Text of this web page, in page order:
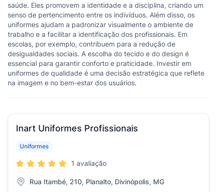
saúde. Eles promovem a identidade e a disciplina, criando um
senso de pertencimento entre os indivíduos. Além disso, os
uniformes ajudam a padronizar visualmente o ambiente de
trabalho e a facilitar a identificação dos profissionais. Em
escolas, por exemplo, contribuem para a redução de
desigualdades sociais. A escolha do tecido e do design é
essencial para garantir conforto e praticidade. Investir em
uniformes de qualidade é uma decisão estratégica que reflete
na imagem e no bem-estar dos usuários.
Inart Uniformes Profissionais
Uniformes
1 avaliação
Rua Itambé, 210, Planalto, Divinópolis, MG